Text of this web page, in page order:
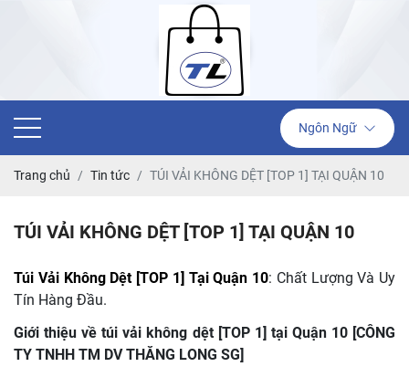
Ngôn Ngữ
Trang chủ Tin tức TÚI VẢI KHÔNG DỆT [TOP 1] TẠI QUẬN 10
TÚI VẢI KHÔNG DỆT [TOP 1] TẠI QUẬN 10
Túi Vải Không Dệt [TOP 1] Tại Quận 10: Chất Lượng Và Uy
Tín Hàng Đầu.
Giới thiệu về túi vải không dệt [TOP 1] tại Quận 10 [CÔNG
TY TNHH TM DV THĂNG LONG SG]